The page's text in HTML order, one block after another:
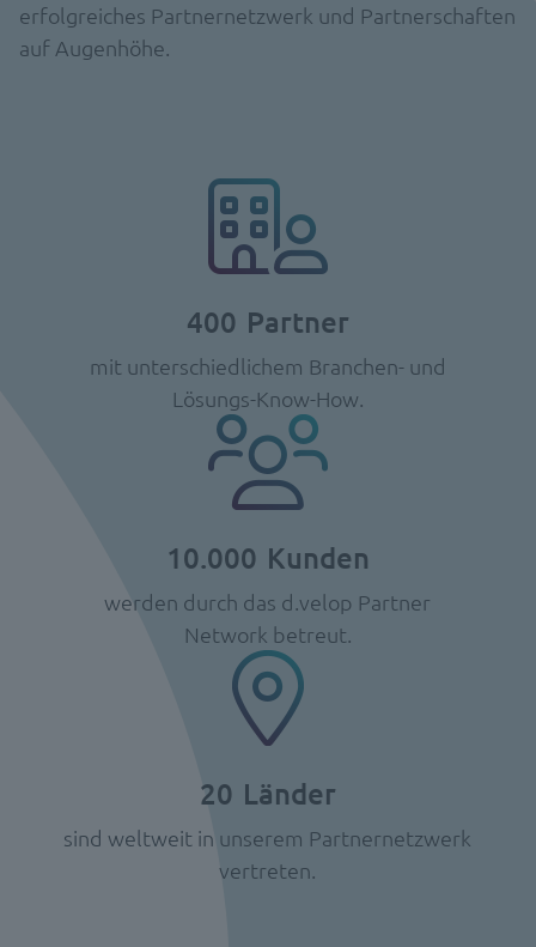
erfolgreiches Partnernetzwerk und Partnerschaften
auf Augenhöhe.
400 Partner
mit unterschiedlichem Branchen- und
Lösungs-Know-How.
10.000 Kunden
werden durch das d.velop Partner
Network betreut.
20 Länder
sind weltweit in unserem Partnernetzwerk
vertreten.